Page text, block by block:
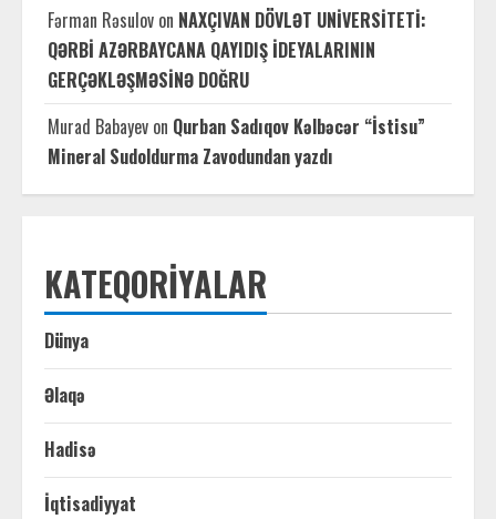
Fərman Rəsulov on NAXÇIVAN DÖVLƏT UNİVERSİTETİ:
QƏRBİ AZƏRBAYCANA QAYIDIŞ İDEYALARININ
GERÇƏKLƏŞMƏSİNƏ DOĞRU
Murad Babayev on Qurban Sadıqov Kəlbəcər “İstisu”
Mineral Sudoldurma Zavodundan yazdı
KATEQORIYALAR
Dünya
Əlaqə
Hadisə
İqtisadiyyat